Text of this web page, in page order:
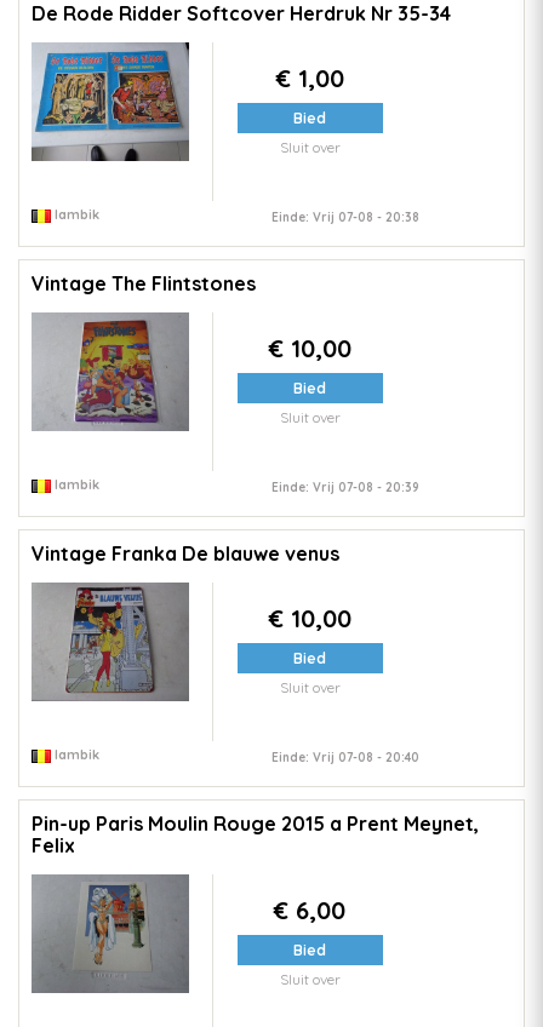
De Rode Ridder Softcover Herdruk Nr 35-34
€ 1,00
Bied
Sluit over
lambik Einde: Vrij 07-08 - 20:38
Vintage The Flintstones
€ 10,00
Bied
Sluit over
lambik Einde: Vrij 07-08 - 20:39
Vintage Franka De blauwe venus
€ 10,00
Bied
Sluit over
lambik Einde: Vrij 07-08 - 20:40
Pin-up Paris Moulin Rouge 2015 a Prent Meynet,
Felix
€ 6,00
Bied
Sluit over